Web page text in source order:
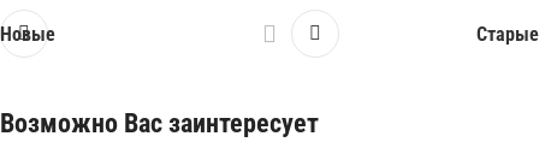
Новые Старые
Возможно Вас заинтересует